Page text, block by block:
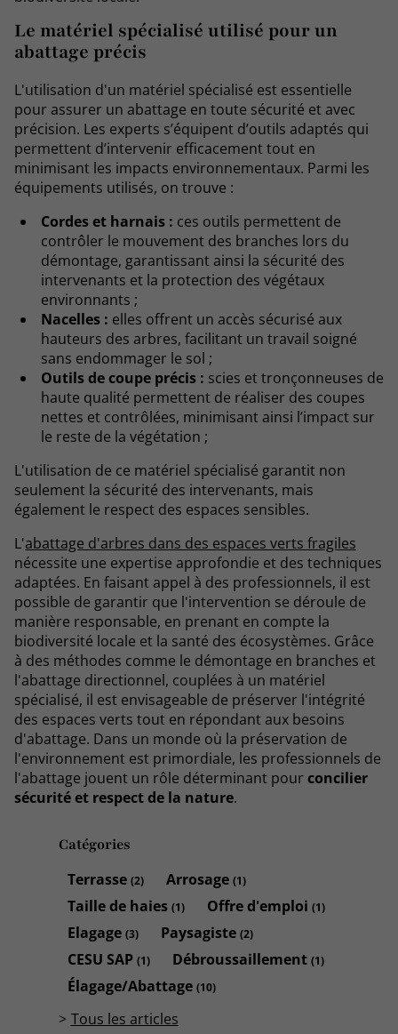
Catégories
Terrasse (2) Arrosage(1)
Taille de haies (1) Offre d'emploi(1)
Elagage (3) Paysagiste(2)
CESU SAP (1) Débroussaillement(1)
Élagage/Abattage (10)
Tous les articles
Le matériel spécialisé utilisé pour un
abattage précis
L'utilisation d'un matériel spécialisé est essentielle
pour assurer un abattage en toute sécurité et avec
précision. Les experts s’équipent d’outils adaptés qui
permettent d’intervenir efficacement tout en
minimisant les impacts environnementaux. Parmi les
équipements utilisés, on trouve :
Cordes et harnais : ces outils permettent de
contrôler le mouvement des branches lors du
démontage, garantissant ainsi la sécurité des
intervenants et la protection des végétaux
environnants ;
Nacelles : elles offrent un accès sécurisé aux
hauteurs des arbres, facilitant un travail soigné
sans endommager le sol ;
Outils de coupe précis : scies et tronçonneuses de
haute qualité permettent de réaliser des coupes
nettes et contrôlées, minimisant ainsi l’impact sur
le reste de la végétation ;
L'utilisation de ce matériel spécialisé garantit non
seulement la sécurité des intervenants, mais
également le respect des espaces sensibles.
L'abattage d'arbres dans des espaces verts fragiles
nécessite une expertise approfondie et des techniques
adaptées. En faisant appel à des professionnels, il est
possible de garantir que l'intervention se déroule de
manière responsable, en prenant en compte la
biodiversité locale et la santé des écosystèmes. Grâce
à des méthodes comme le démontage en branches et
l'abattage directionnel, couplées à un matériel
spécialisé, il est envisageable de préserver l'intégrité
des espaces verts tout en répondant aux besoins
d'abattage. Dans un monde où la préservation de
l'environnement est primordiale, les professionnels de
l'abattage jouent un rôle déterminant pour concilier
sécurité et respect de la nature.